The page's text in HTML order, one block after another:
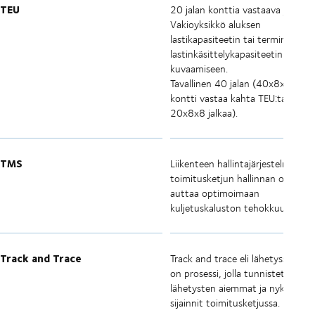
TEU
20 jalan konttia vastaava
Vakioyksikkö aluksen
lastikapasiteetin tai terminaalin
lastinkäsittelykapasiteetin
kuvaamiseen.
Tavallinen 40 jalan (40x8x8
kontti vastaa kahta TEU:ta (kukin
20x8x8 jalkaa).
TMS
Liikenteen hallintajärjestelmä on
toimitusketjun hallinnan osa,
auttaa optimoimaan
kuljetuskaluston tehokkuuden.
Track and Trace
Track and trace eli
on prosessi, jolla tunnistetaan
lähetysten aiemmat ja nykyiset
sijainnit toimitusketjussa.